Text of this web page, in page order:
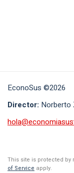
EconoSus ©2026
Director: Norberto
This site is protected by
of Service apply.